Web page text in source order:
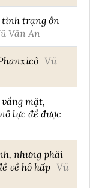
tình trạng ổn
Văn An
Vũ
mặt,
lực để được
nhưng phải
về hô hấp Vũ